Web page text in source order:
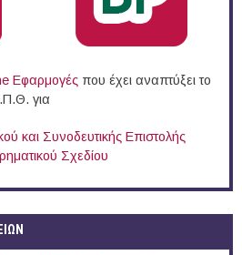
Eφαρμογές που έχει αναπτύξει το
για
και Συνοδευτικής Επιστολής
Σχεδίου